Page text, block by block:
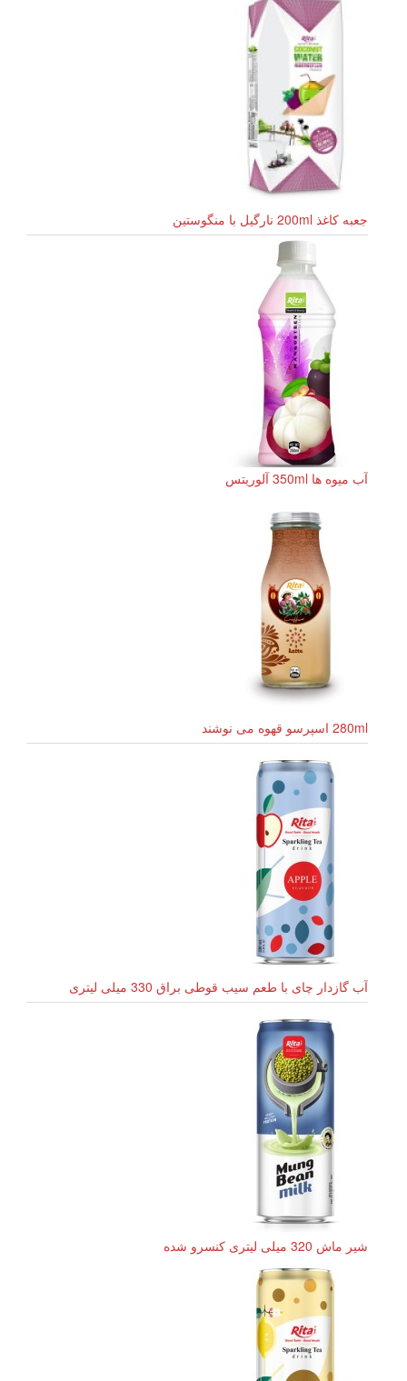
جعبه کاغذ 200ml نارگیل با منگوستین
آب میوه ها 350ml آلوریتس
280ml اسپرسو قهوه می نوشند
آب گازدار چای با طعم سیب قوطی براق 330 میلی لیتری
شیر ماش 320 میلی لیتری کنسرو شده